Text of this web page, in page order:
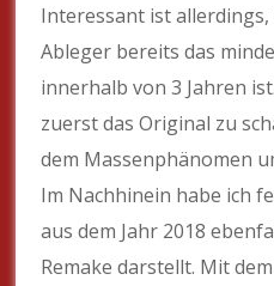
Interessant ist allerdings,
Ableger bereits das
innerhalb von 3 Jahren
zuerst das Original zu
dem Massenphänomen
Im Nachhinein habe ich
aus dem Jahr 2018
Remake darstellt. Mit